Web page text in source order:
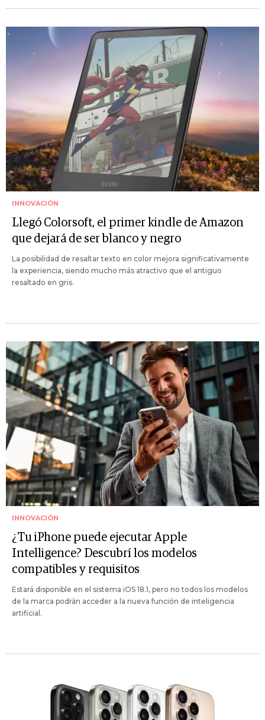
INNOVACIÓN
Llegó Colorsoft, el primer kindle de Amazon
que dejará de ser blanco y negro
La posibilidad de resaltar texto en color mejora significativamente
la experiencia, siendo mucho más atractivo que el antiguo
resaltado en gris.
INNOVACIÓN
¿Tu iPhone puede ejecutar Apple
Intelligence? Descubrí los modelos
compatibles y requisitos
Estará disponible en el sistema iOS 18.1, pero no todos los modelos
de la marca podrán acceder a la nueva función de inteligencia
artificial.